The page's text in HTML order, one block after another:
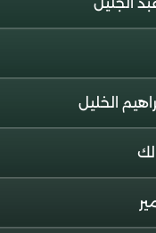
الخليل